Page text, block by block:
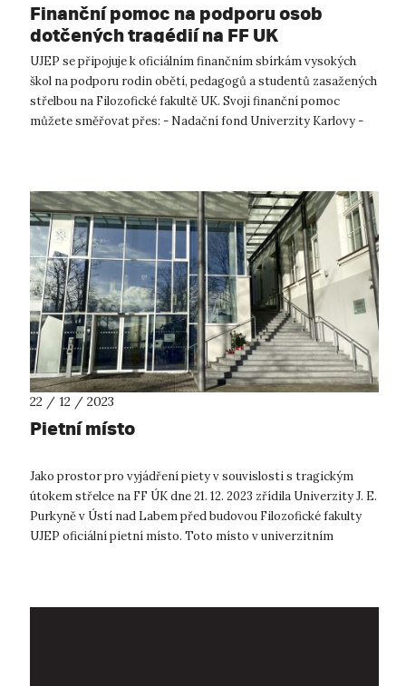
Finanční pomoc na podporu osob
dotčených tragédií na FF UK
UJEP se připojuje k oficiálním finančním sbírkám vysokých
škol na podporu rodin obětí, pedagogů a studentů zasažených
střelbou na Filozofické fakultě UK. Svoji finanční pomoc
můžete směřovat přes: - Nadační fond Univerzity Karlovy -
22 / 12 / 2023
Pietní místo
Jako prostor pro vyjádření piety v souvislosti s tragickým
útokem střelce na FF ÚK dne 21. 12. 2023 zřídila Univerzity J. E.
Purkyně v Ústí nad Labem před budovou Filozofické fakulty
UJEP oficiální pietní místo. Toto místo v univerzitním